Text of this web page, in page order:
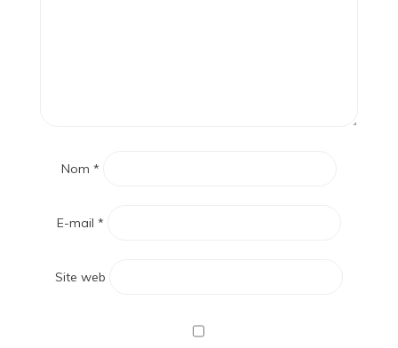
Nom *
E-mail *
Site web